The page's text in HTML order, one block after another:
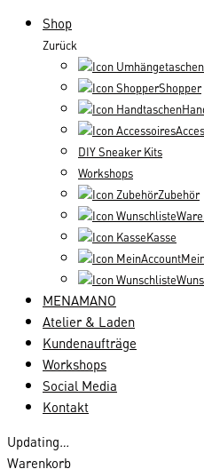
Shop
Zurück
Shopper
DIY Sneaker Kits
Workshops
Zubehör
Kasse
MENAMANO
Atelier & Laden
Kundenaufträge
Workshops
Social Media
Kontakt
Updating…
Warenkorb